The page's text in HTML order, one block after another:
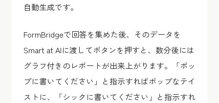
自動生成です。
FormBridgeで回答を集めた後、そのデータを
Smart at AIに渡してボタンを押すと、数分後には
グラフ付きのレポートが出来上がります。「ポッ
プに書いてください」と指示すればポップなテイ
ストに、「シックに書いてください」と指示すれ